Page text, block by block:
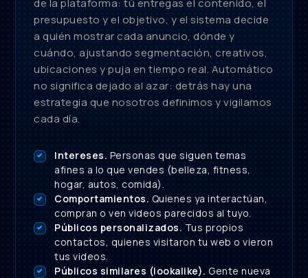
de la plataforma: tú entregas el contenido, el
presupuesto y el objetivo, y el sistema decide
a quién mostrar cada anuncio, dónde y
cuándo, ajustando segmentación, creativos,
ubicaciones y puja en tiempo real. Automático
no significa dejado al azar: detrás hay una
estrategia que nosotros definimos y vigilamos
cada día.
Intereses. Personas que siguen temas
afines a lo que vendes (belleza, fitness,
hogar, autos, comida).
Comportamientos. Quienes ya interactúan,
compran o ven videos parecidos al tuyo.
Públicos personalizados. Tus propios
contactos, quienes visitaron tu web o vieron
tus videos.
Públicos similares (lookalike). Gente nueva